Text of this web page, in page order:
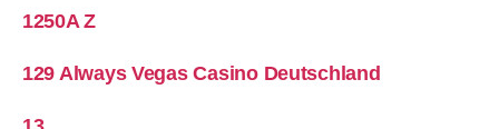
1250A Z
129 Always Vegas Casino Deutschland